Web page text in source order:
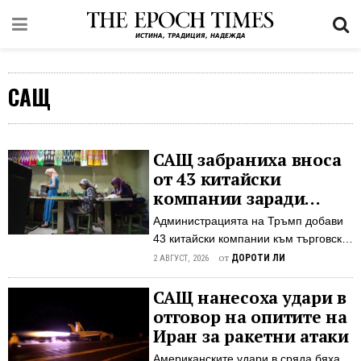
САЩ
САЩ забраниха вноса
от 43 китайски
компании заради
обвинения в
принудителен труд
Администрацията на Тръмп добави
43 китайски компании към търговски
черен списък, като ги обвини, че са
човешките права от страна на
комунистическия режим в далечния
западен регион Синцзян
Администрацията на Тръмп добави
2 АВГУСТ, 2026 от ДОРОТИ ЛИ
САЩ нанесоха удари в
отговор на опитите на
Иран за ракетни атаки